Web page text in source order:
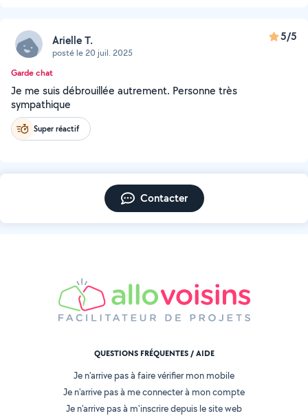
Arielle T.
posté le 20 juil. 2025
5/5
Garde chat
Je me suis débrouillée autrement. Personne très
sympathique
Super réactif
Contacter
QUESTIONS FRÉQUENTES / AIDE
Je n'arrive pas à faire vérifier mon mobile
Je n'arrive pas à me connecter à mon compte
Je n'arrive pas à m'inscrire depuis le site web